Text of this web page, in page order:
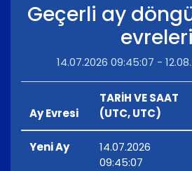
Geçerli ay
evreleri
14.07.2026 09:45:07 -
Ay Evresi
TARİH VE SAAT
(UTC, UTC)
Yeni Ay
14.07.2026
09:45:07